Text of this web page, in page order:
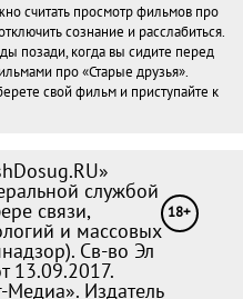
считать просмотр фильмов про
сознание и расслабиться.
позади, когда вы сидите перед
про «Старые друзья».
свой фильм и приступайте к
службой
связи,
и массовых
Св-во Эл
Издатель
18+